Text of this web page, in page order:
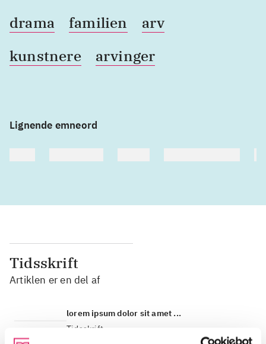
drama
familien
arv
kunstnere
arvinger
Lignende emneord
Tidsskrift
Artiklen er en del af
lorem ipsum dolor sit amet ...
Tidsskrift